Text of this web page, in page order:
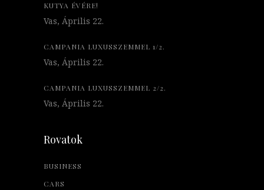
KUTYA ÉVÉRE!
Vas, Április 22.
CAMPANIA LUXUSSZEMMEL 1/2.
Vas, Április 22.
CAMPANIA LUXUSSZEMMEL 2/2.
Vas, Április 22.
Rovatok
BUSINESS
CARS